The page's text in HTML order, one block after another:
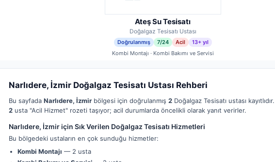
Ateş Su Tesisatı
Doğalgaz Tesisatı Ustası
Doğrulanmış 7/24 Acil
13+ yıl
Kombi Montajı · Kombi Bakımı ve Servisi
Narlıdere, İzmir Doğalgaz Tesisatı Ustası Rehberi
Bu sayfada Narlıdere, İzmir bölgesi için doğrulanmış 2 Doğalgaz Tesisatı ustası
2 usta "Acil Hizmet" rozeti taşıyor; acil durumlarda öncelikli olarak yanıt verirler.
Narlıdere, İzmir için Sık Verilen Doğalgaz Tesisatı Hizmetleri
Bu bölgedeki ustaların en çok sunduğu hizmetler:
Kombi Montajı — 2 usta